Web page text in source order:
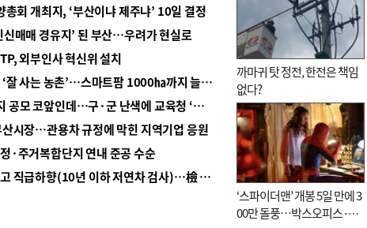
회 개최지, ‘부산이냐 제주냐’ 10일 결정
매매 경유지’ 된 부산…우려가 현실로
외부인사 혁신위 설치
■ 경남 농정 비전 ‘잘 사는 농촌’…스마트팜 1000㏊까지 늘린다
■ 교육혁신선도지 공모 코앞인데…구·군 난색에 교육청 ‘쩔쩔’
시장…관용차 규정에 막힌 지역기업 응원
·주거복합단지 연내 준공 수순
■ 검사 신분 버리고 직급하향(10년 이하 저연차 검사)…檢 중수청행 기피
까마귀 탓 정전, 한전은 책임
없다?
‘스파이더맨’ 개봉 5일 만에 3
00만 돌풍…박스오피스·예